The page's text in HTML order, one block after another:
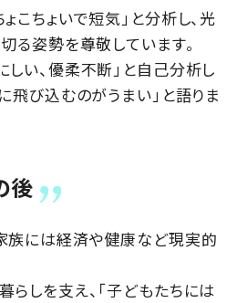
こちょいで短気」と分析し、光
る姿勢を尊敬しています。
い、優柔不断」と自己分析し
飛び込むのがうまい」と語りま
後
族には経済や健康など現実的
しを支え、「子どもたちには